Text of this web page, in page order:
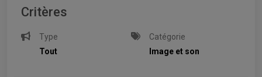
Critères
Type
Tout
Catégorie
Image et son